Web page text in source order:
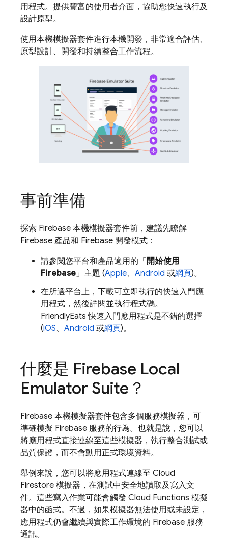
用程式。提供豐富的使用者介面，協助您快速執行及
設計原型。
使用本機模擬器套件進行本機開發，非常適合評估、
原型設計、開發和持續整合工作流程。
事前準備
探索 Firebase 本機模擬器套件前，建議先瞭解
Firebase 產品和 Firebase 開發模式：
請參閱您平台和產品適用的「開始使用
Firebase 」主題 (Apple、 Android 或網頁)。
在所選平台上，下載可立即執行的快速入門應
用程式，然後詳閱並執行程式碼。
FriendlyEats 快速入門應用程式是不錯的選擇
(iOS、 Android 或網頁)。
什麼是 Firebase Local
Emulator Suite ？
Firebase 本機模擬器套件包含多個服務模擬器，可
準確模擬 Firebase 服務的行為。也就是說，您可以
將應用程式直接連線至這些模擬器，執行整合測試或
品質保證，而不會動用正式環境資料。
舉例來說，您可以將應用程式連線至 Cloud
Firestore 模擬器，在測試中安全地讀取及寫入文
件。這些寫入作業可能會觸發 Cloud Functions 模擬
器中的函式。不過，如果模擬器無法使用或未設定，
應用程式仍會繼續與實際工作環境的 Firebase 服務
通訊。